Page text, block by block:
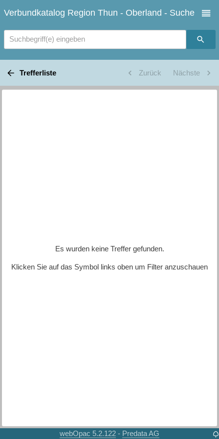
Verbundkatalog Region Thun - Oberland - Suche
Suchbegriff(e) eingeben
Trefferliste Zurück Nächste
Es wurden keine Treffer gefunden.
Klicken Sie auf das Symbol links oben um Filter anzuschauen
webOpac 5.2.122 - Predata AG